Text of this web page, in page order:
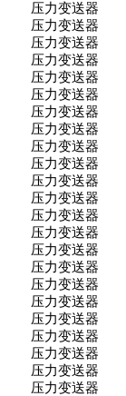
压力变送器
压力变送器
压力变送器
压力变送器
压力变送器
压力变送器
压力变送器
压力变送器
压力变送器
压力变送器
压力变送器
压力变送器
压力变送器
压力变送器
压力变送器
压力变送器
压力变送器
压力变送器
压力变送器
压力变送器
压力变送器
压力变送器
压力变送器